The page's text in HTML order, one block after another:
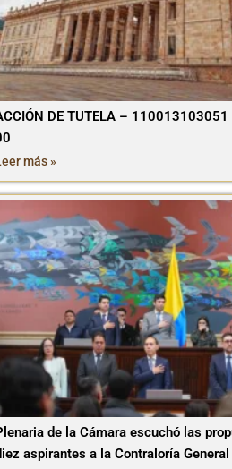
DE TUTELA –
más »
de la Cámara escuchó las
aspirantes a la Contraloría